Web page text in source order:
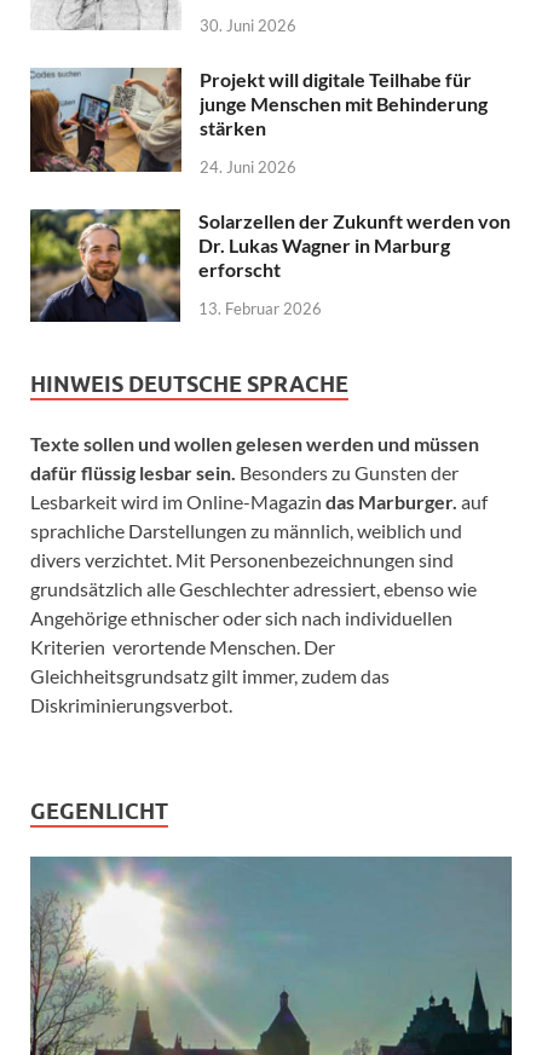
30. Juni 2026
Projekt will digitale Teilhabe für
junge Menschen mit Behinderung
stärken
24. Juni 2026
Solarzellen der Zukunft werden von
Dr. Lukas Wagner in Marburg
erforscht
13. Februar 2026
HINWEIS DEUTSCHE SPRACHE
Texte sollen und wollen gelesen werden und müssen
dafür flüssig lesbar sein. Besonders zu Gunsten der
Lesbarkeit wird im Online-Magazin das Marburger. auf
sprachliche Darstellungen zu männlich, weiblich und
divers verzichtet. Mit Personenbezeichnungen sind
grundsätzlich alle Geschlechter adressiert, ebenso wie
Angehörige ethnischer oder sich nach individuellen
Kriterien verortende Menschen. Der
Gleichheitsgrundsatz gilt immer, zudem das
Diskriminierungsverbot.
GEGENLICHT